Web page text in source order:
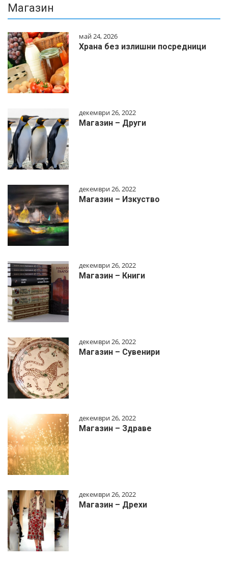
Магазин
май 24, 2026
Храна без излишни посредници
декември 26, 2022
Магазин – Други
декември 26, 2022
Магазин – Изкуство
декември 26, 2022
Магазин – Книги
декември 26, 2022
Магазин – Сувенири
декември 26, 2022
Магазин – Здраве
декември 26, 2022
Магазин – Дрехи